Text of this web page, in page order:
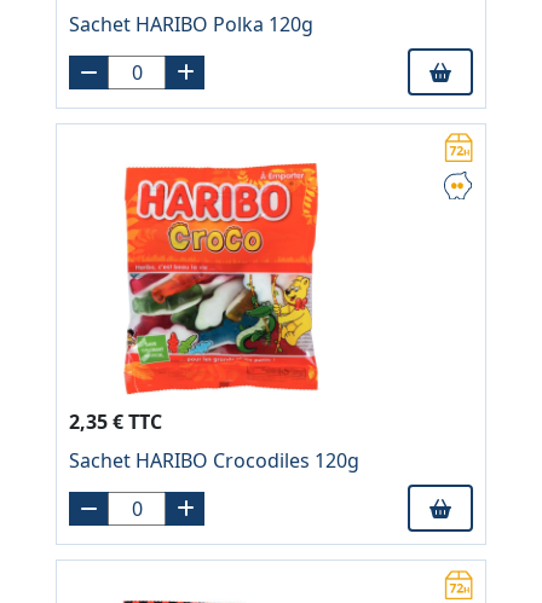
Sachet HARIBO Polka 120g
2,35 € TTC
Sachet HARIBO Crocodiles 120g